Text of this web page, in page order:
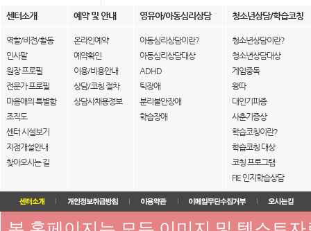
센터소개 예약 및 안내 영유아/아동심리상담 청소년상담/학습코칭
역할/비전/활동
인사말
원장 프로필
전문가 프로필
마음애의 특별함
조직도
센터 시설보기
지점개설안내
찾아오시는 길
온라인예약
예약확인
이용/비용안내
상담/코칭 절차
상담사채용정보
아동심리상담이란?
아동심리상담대상
ADHD
틱장애
분리불안장애
학습장애
청소년상담이란?
청소년상담대상
게임중독
왕따
대인기피증
사춘기증상
학습코칭이란?
학습코칭 대상
코칭 프로그램
FIE 인지학습상담